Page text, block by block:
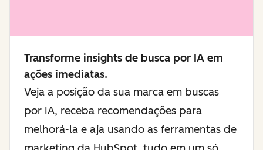
Transforme insights de busca por IA em
ações imediatas.
Veja a posição da sua marca em buscas
por IA, receba recomendações para
melhorá-la e aja usando as ferramentas de